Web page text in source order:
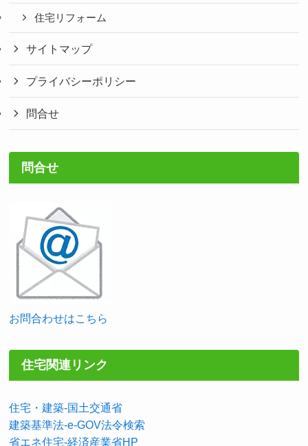
住宅リフォーム
サイトマップ
プライバシーポリシー
問合せ
問合せ
お問合わせはこちら
住宅関連リンク
住宅・建築-国土交通省
建築基準法-e-GOV法令検索
省エネ住宅-経済産業省HP